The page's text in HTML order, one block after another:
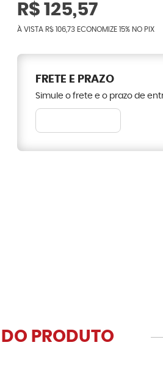
R$ 125,57
À VISTA R$ 106,73 ECONOMIZE 15% NO PIX
FRETE E PRAZO
Simule o frete e o prazo de
DO PRODUTO